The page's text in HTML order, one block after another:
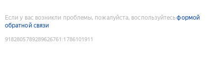
Если у вас возникли проблемы, пожалуйста, воспользуйтесьформой
обратной связи
9182805789289626761 :1786101911